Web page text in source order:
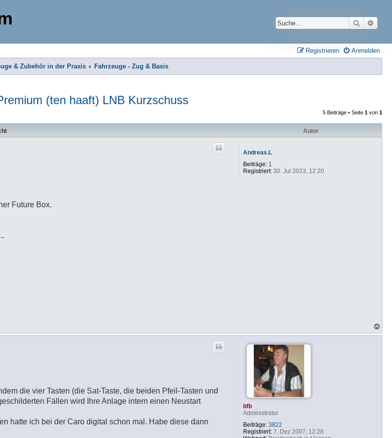
Suche
Anmelden
Registrieren
& Zubehör in der Praxis
Fahrzeuge - Zug & Basis
(ten haaft) LNB Kurzschuss
5 Beiträge • Seite 1 von 1
Autor
Andreas.L
Beiträge: 1
Registriert:30. Jul 2023, 12:20
Future Box.
a
bfb
Administrator
Beiträge: 3822
Registriert:7. Dez 2007, 12:28
die vier Tasten (die Sat-Taste, die beiden Pfeil-Tasten und
Fällen wird Ihre Anlage intern einen Neustart
hatte ich bei der Caro digital schon mal. Habe diese dann